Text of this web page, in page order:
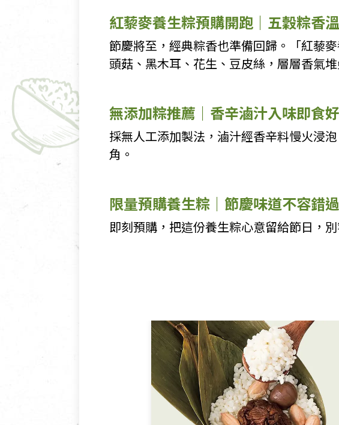
紅藜麥養生粽預購開跑｜五穀粽香
節慶將至，經典粽香也準備回歸。「紅藜
頭菇、黑木耳、花生、豆皮絲，層層香氣
無添加粽推薦｜香辛滷汁入味即食
採無人工添加製法，滷汁經香辛料慢火浸
角。
限量預購養生粽｜節慶味道不容錯過
即刻預購，把這份養生粽心意留給節日，